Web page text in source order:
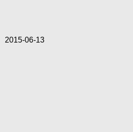
2015-06-13